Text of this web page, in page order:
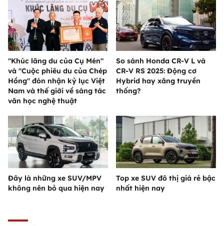
"Khúc lãng du của Cụ Mén"
và "Cuộc phiêu du của Chép
Hồng" đón nhận kỷ lục Việt
Nam và thế giới về sáng tác
văn học nghệ thuật
So sánh Honda CR-V L và
CR-V RS 2025: Động cơ
Hybrid hay xăng truyền
thống?
Đây là những xe SUV/MPV
không nên bỏ qua hiện nay
Top xe SUV đô thị giá rẻ bậc
nhất hiện nay